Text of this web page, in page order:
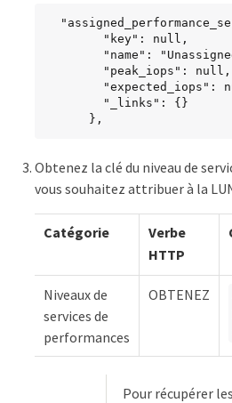
      },
Obtenez la clé du niveau de
vous souhaitez attribuer à la
Catégorie
Verbe
HTTP
Niveaux de
services de
performances
OBTENEZ
Pour récupérer